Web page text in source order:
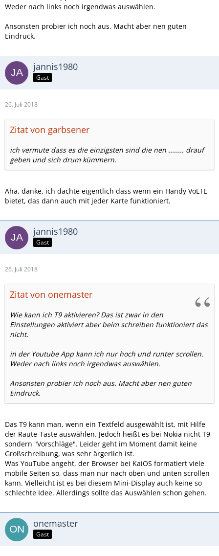
Weder nach links noch irgendwas auswählen.
Ansonsten probier ich noch aus. Macht aber nen guten
Eindruck.
jannis1980
Gast
26. Juli 2018
Zitat von garbsener
ich vermute dass es die einzigsten sind die nen ........ drauf
geben und sich drum kümmern.
Aha, danke, ich dachte eigentlich dass wenn ein Handy VoLTE
bietet, das dann auch mit jeder Karte funktioniert.
jannis1980
Gast
26. Juli 2018
Zitat von onemaster
Wie kann ich T9 aktivieren? Das ist zwar in den
Einstellungen aktiviert aber beim schreiben funktioniert das
nicht.
in der Youtube App kann ich nur hoch und runter scrollen.
Weder nach links noch irgendwas auswählen.
Ansonsten probier ich noch aus. Macht aber nen guten
Eindruck.
Das T9 kann man, wenn ein Textfeld ausgewählt ist, mit Hilfe
der Raute-Taste auswählen. Jedoch heißt es bei Nokia nicht T9
sondern "Vorschläge". Leider geht im Moment damit keine
Großschreibung, was sehr ärgerlich ist.
Was YouTube angeht, der Browser bei KaiOS formatiert viele
mobile Seiten so, dass man nur nach oben und unten scrollen
kann. Vielleicht ist es bei diesem Mini-Display auch keine so
schlechte Idee. Allerdings sollte das Auswählen schon gehen.
onemaster
Gast